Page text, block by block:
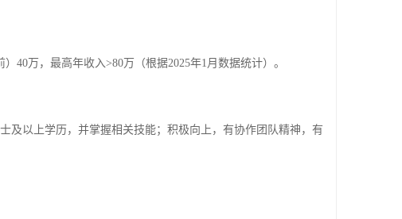
40万，最高年收入>80万（根据2025年1月数据统计）。
及以上学历，并掌握相关技能；积极向上，有协作团队精神，有